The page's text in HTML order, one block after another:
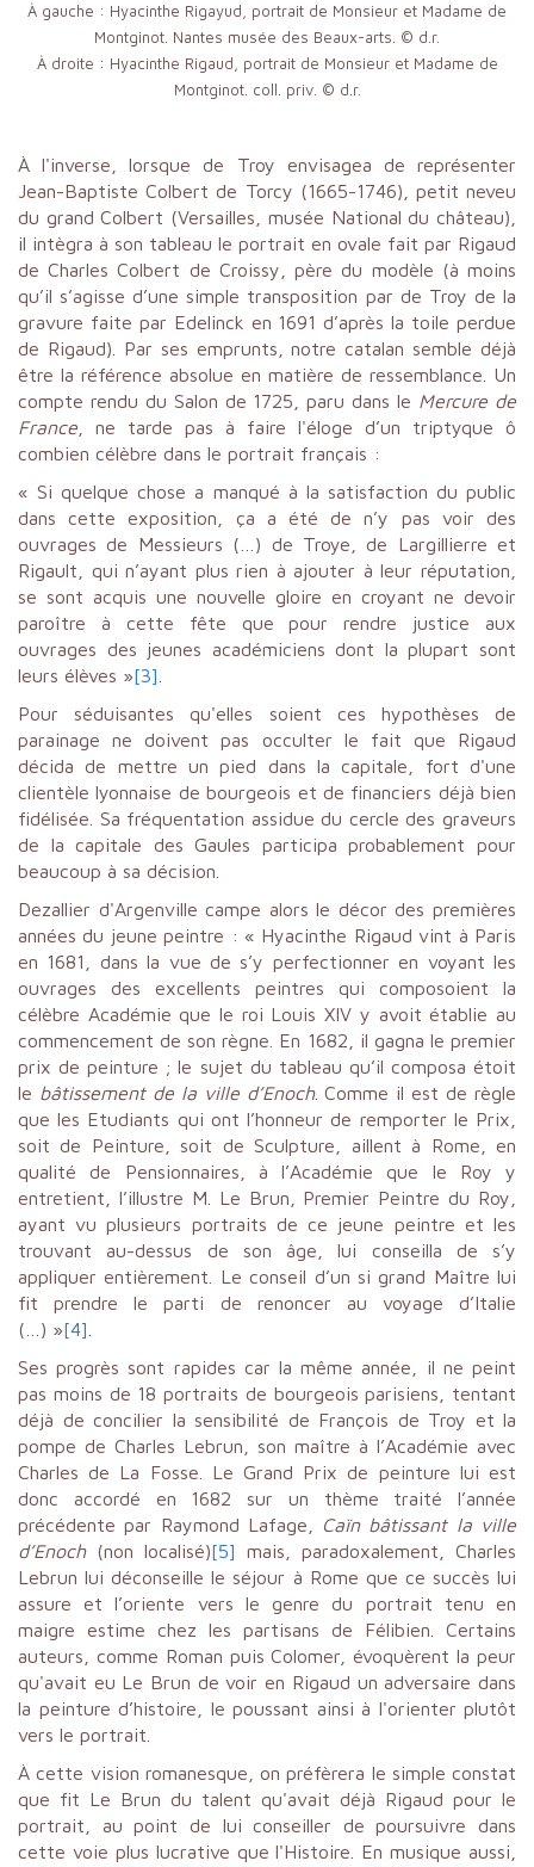
À gauche : Hyacinthe Rigayud, portrait de Monsieur et Madame de
Montginot. Nantes musée des Beaux-arts. © d.r.
À droite : Hyacinthe Rigaud, portrait de Monsieur et Madame de
Montginot. coll. priv. © d.r.
À l'inverse, lorsque de Troy envisagea de représenter
Jean-Baptiste Colbert de Torcy (1665-1746), petit neveu
du grand Colbert (Versailles, musée National du château),
il intègra à son tableau le portrait en ovale fait par Rigaud
de Charles Colbert de Croissy, père du modèle (à moins
qu’il s’agisse d’une simple transposition par de Troy de la
gravure faite par Edelinck en 1691 d’après la toile perdue
de Rigaud). Par ses emprunts, notre catalan semble déjà
être la référence absolue en matière de ressemblance. Un
compte rendu du Salon de 1725, paru dans le Mercure de
France , ne tarde pas à faire l'éloge d’un triptyque ô
combien célèbre dans le portrait français :
« Si quelque chose a manqué à la satisfaction du public
dans cette exposition, ça a été de n’y pas voir des
ouvrages de Messieurs (…) de Troye, de Largillierre et
Rigault, qui n’ayant plus rien à ajouter à leur réputation,
se sont acquis une nouvelle gloire en croyant ne devoir
paroître à cette fête que pour rendre justice aux
ouvrages des jeunes académiciens dont la plupart sont
leurs élèves »[3]
Pour séduisantes qu'elles soient ces hypothèses de
parainage ne doivent pas occulter le fait que Rigaud
décida de mettre un pied dans la capitale, fort d'une
clientèle lyonnaise de bourgeois et de financiers déjà bien
fidélisée. Sa fréquentation assidue du cercle des graveurs
de la capitale des Gaules participa probablement pour
beaucoup à sa décision.
Dezallier d'Argenville campe alors le décor des premières
années du jeune peintre : « Hyacinthe Rigaud vint à Paris
en 1681, dans la vue de s’y perfectionner en voyant les
ouvrages des excellents peintres qui composoient la
célèbre Académie que le roi Louis XIV y avoit établie au
commencement de son règne. En 1682, il gagna le premier
prix de peinture ; le sujet du tableau qu’il composa étoit
le bâtissement de la ville d’Enoch. Comme il est de règle
que les Etudiants qui ont l’honneur de remporter le Prix,
soit de Peinture, soit de Sculpture, aillent à Rome, en
qualité de Pensionnaires, à l’Académie que le Roy y
entretient, l’illustre M. Le Brun, Premier Peintre du Roy,
ayant vu plusieurs portraits de ce jeune peintre et les
trouvant au-dessus de son âge, lui conseilla de s’y
appliquer entièrement. Le conseil d’un si grand Maître lui
fit prendre le parti de renoncer au voyage d’Italie
(…) »[4]
Ses progrès sont rapides car la même année, il ne peint
pas moins de 18 portraits de bourgeois parisiens, tentant
déjà de concilier la sensibilité de François de Troy et la
pompe de Charles Lebrun, son maître à l’Académie avec
Charles de La Fosse. Le Grand Prix de peinture lui est
donc accordé en 1682 sur un thème traité l’année
précédente par Raymond Lafage,
Caïn bâtissant la ville
d’Enoch(non localisé)[5]
mais, paradoxalement, Charles
Lebrun lui déconseille le séjour à Rome que ce succès lui
assure et l’oriente vers le genre du portrait tenu en
maigre estime chez les partisans de Félibien. Certains
auteurs, comme Roman puis Colomer, évoquèrent la peur
qu'avait eu Le Brun de voir en Rigaud un adversaire dans
la peinture d’histoire, le poussant ainsi à l'orienter plutôt
vers le portrait.
À cette vision romanesque, on préfèrera le simple constat
que fit Le Brun du talent qu'avait déjà Rigaud pour le
portrait, au point de lui conseiller de poursuivre dans
cette voie plus lucrative que l'Histoire. En musique aussi,